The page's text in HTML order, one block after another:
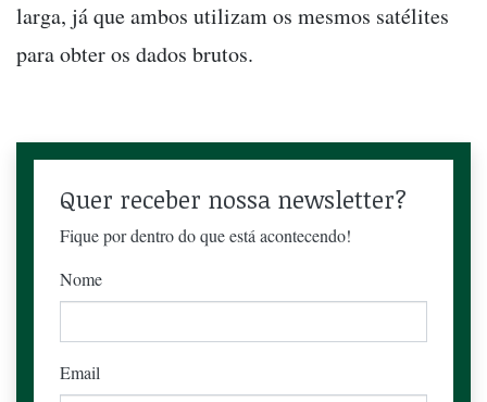
larga, já que ambos utilizam os mesmos satélites
para obter os dados brutos.
Quer receber nossa newsletter?
Fique por dentro do que está acontecendo!
Nome
Email